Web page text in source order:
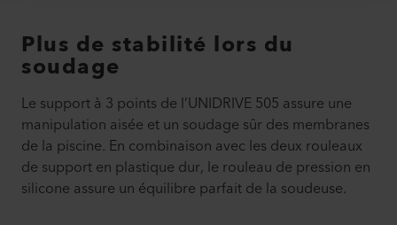
Plus de stabilité lors du
soudage
Le support à 3 points de l’UNIDRIVE 505 assure une
manipulation aisée et un soudage sûr des membranes
de la piscine. En combinaison avec les deux rouleaux
de support en plastique dur, le rouleau de pression en
silicone assure un équilibre parfait de la soudeuse.